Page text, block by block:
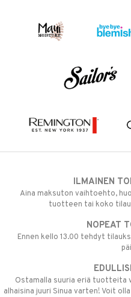
ILMAINEN
Aina maksuton vaihtoehto,
tuotteen tai koko
NOPEAT
Ennen kello 13.00 tehdyt
Ostamalla suuria eriä tuotteita
alhaisina juuri Sinua varten! Voit